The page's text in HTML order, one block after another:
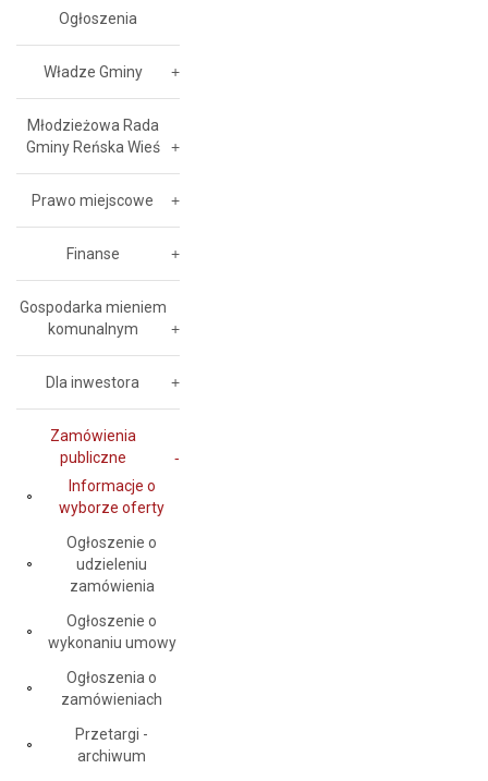
Ogłoszenia
Władze Gminy
Młodzieżowa Rada
Gminy Reńska Wieś
Prawo miejscowe
Finanse
Gospodarka mieniem
komunalnym
Dla inwestora
Zamówienia
publiczne
Informacje o
wyborze oferty
Ogłoszenie o
udzieleniu
zamówienia
Ogłoszenie o
wykonaniu umowy
Ogłoszenia o
zamówieniach
Przetargi -
archiwum